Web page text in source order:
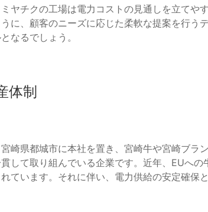
ヤチクの工場は電力コストの見通しを立てや
に、顧客のニーズに応じた柔軟な提案を行う
なるでしょう。
体制
崎県都城市に本社を置き、宮崎牛や宮崎ブラ
して取り組んでいる企業です。近年、EUへ
ています。それに伴い、電力供給の安定確保